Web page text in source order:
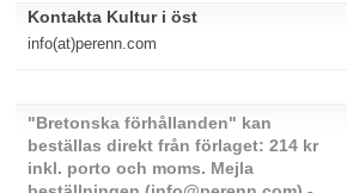
Kontakta Kultur i öst
info(at)perenn.com
"Bretonska förhållanden" kan
beställas direkt från förlaget: 214 kr
inkl. porto och moms. Mejla